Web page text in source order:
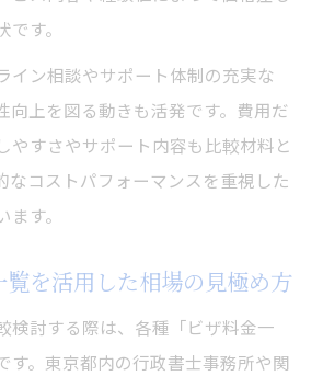
す。
イン相談やサポート体制の充実な
向上を図る動きも活発です。費用だ
やすさやサポート内容も比較材料と
なコストパフォーマンスを重視した
す。
覧を活用した相場の見極め方
検討する際は、各種「ビザ料金一
す。東京都内の行政書士事務所や関